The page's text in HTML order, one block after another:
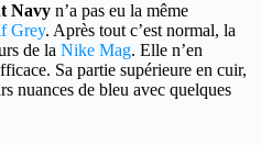
Navy n’a pas eu la même
Grey. Après tout c’est normal, la
de la Nike Mag. Elle n’en
Sa partie supérieure en cuir,
nuances de bleu avec quelques